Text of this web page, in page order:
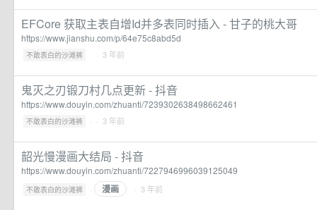
EFCore 获取主表自增Id并多表同时插入 - 甘子的桃大哥
https://www.jianshu.com/p/64e75c8abd5d
不敢表白的沙滩裤 · · 3 年前
鬼灭之刃锻刀村几点更新 - 抖音
https://www.douyin.com/zhuanti/7239302638498662461
不敢表白的沙滩裤 · · 3 年前
韶光慢漫画大结局 - 抖音
https://www.douyin.com/zhuanti/7227946996039125049
不敢表白的沙滩裤 · 漫画 · 3 年前